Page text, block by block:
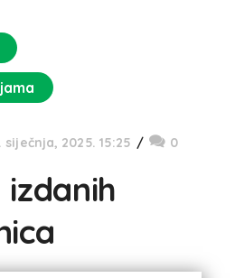
siječnja, 2025. 15:25 0
izdanih